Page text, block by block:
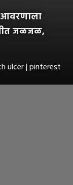
जळजळ,
ulcer | pinterest